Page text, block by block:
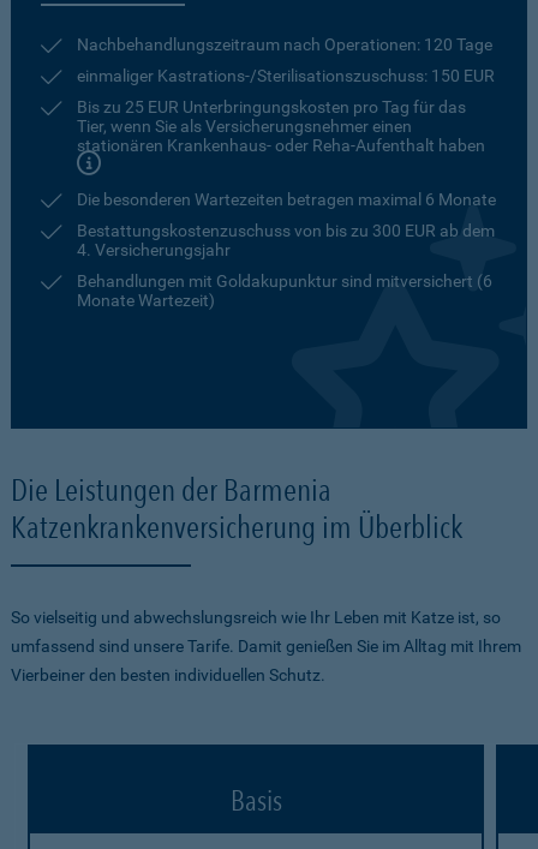
Nachbehandlungszeitraum nach Operationen: 120 Tage
einmaliger Kastrations-/Sterilisationszuschuss: 150 EUR
Bis zu 25 EUR Unterbringungskosten pro Tag für das
Tier, wenn Sie als Versicherungsnehmer einen
stationären Krankenhaus- oder Reha-Aufenthalt haben
Die besonderen Wartezeiten betragen maximal 6 Monate
Bestattungskostenzuschuss von bis zu 300 EUR ab dem
4. Versicherungsjahr
Behandlungen mit Goldakupunktur sind mitversichert (6
Monate Wartezeit)
Die Leistungen der Barmenia
Katzenkrankenversicherung im Überblick
So vielseitig und abwechslungsreich wie Ihr Leben mit Katze ist, so
umfassend sind unsere Tarife. Damit genießen Sie im Alltag mit Ihrem
Vierbeiner den besten individuellen Schutz.
Basis